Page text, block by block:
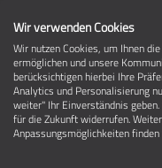
Umzug
Ein Umzug
Wir verwenden Cookies
Wir nutzen Cookies, um Ihnen
ermöglichen und unsere
berücksichtigen hierbei Ihre
Analytics und Personalisierung
weiter" Ihr Einverständnis
für die Zukunft widerrufen.
Anpassungsmöglichkeiten